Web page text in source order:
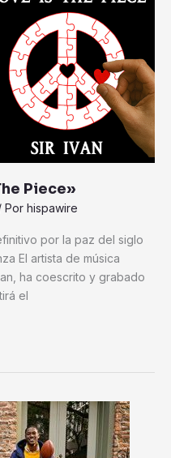
Piece»
Por hispawire
por la paz del siglo
El artista de música
ha coescrito y grabado
el